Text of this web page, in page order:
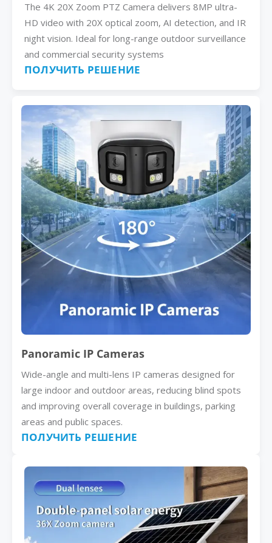
The 4K 20X Zoom PTZ Camera delivers 8MP ultra-
HD video with 20X optical zoom, AI detection, and IR
night vision. Ideal for long-range outdoor surveillance
and commercial security systems
ПОЛУЧИТЬ РЕШЕНИЕ
Panoramic IP Cameras
Wide-angle and multi-lens IP cameras designed for
large indoor and outdoor areas, reducing blind spots
and improving overall coverage in buildings, parking
areas and public spaces.
ПОЛУЧИТЬ РЕШЕНИЕ